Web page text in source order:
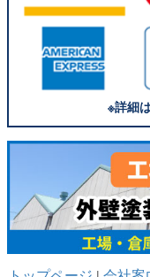
※詳細